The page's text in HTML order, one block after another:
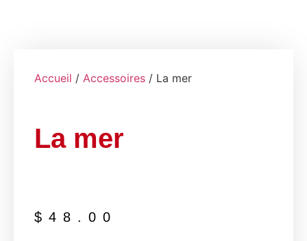
Accueil / Accessoires / La mer
La mer
$ 48.00